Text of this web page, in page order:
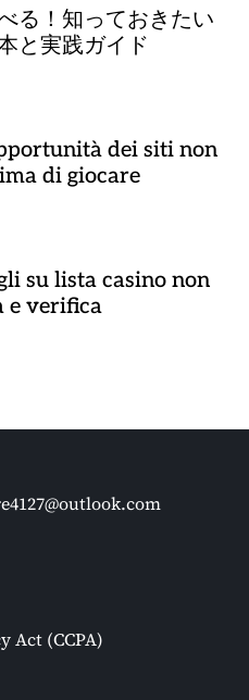
る！知っておきたい
と実践ガイド
dei siti non
di giocare
su lista casino non
e verifica
Act (CCPA)